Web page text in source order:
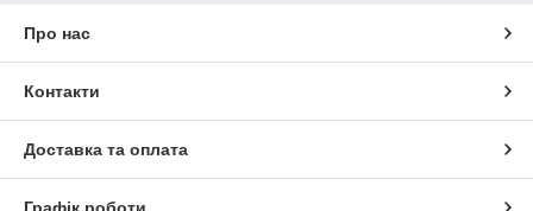
Про нас
Контакти
Доставка та оплата